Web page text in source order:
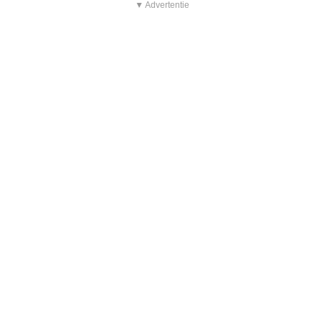
▼ Advertentie